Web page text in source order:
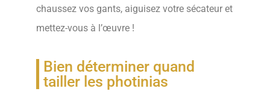
chaussez vos gants, aiguisez votre sécateur et
mettez-vous à l’œuvre !
Bien déterminer quand
tailler les photinias